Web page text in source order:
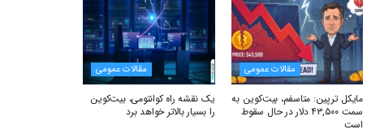
مقالات عمومی
مایکل ترپین: متاسفم، بیت‌کوین به
سمت ۴۳,۵۰۰ دلار در حال سقوط
است
مقالات عمومی
یک نقشه راه کوانتومی، بیت‌کوین
را بسیار بالاتر خواهد برد